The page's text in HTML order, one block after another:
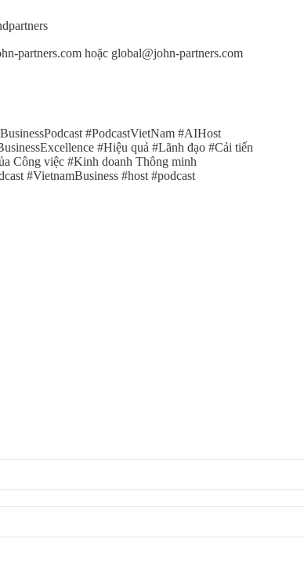
partners.com hoặc global@john-partners.com
#PodcastVietNam #AIHost
#Hiệu quả #Lãnh đạo #Cải tiến
Công việc #Kinh doanh Thông minh
#VietnamBusiness #host #podcast